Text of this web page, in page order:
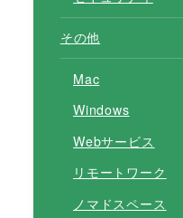
その他
Mac
Windows
Webサービス
リモートワーク
ノマドスペース